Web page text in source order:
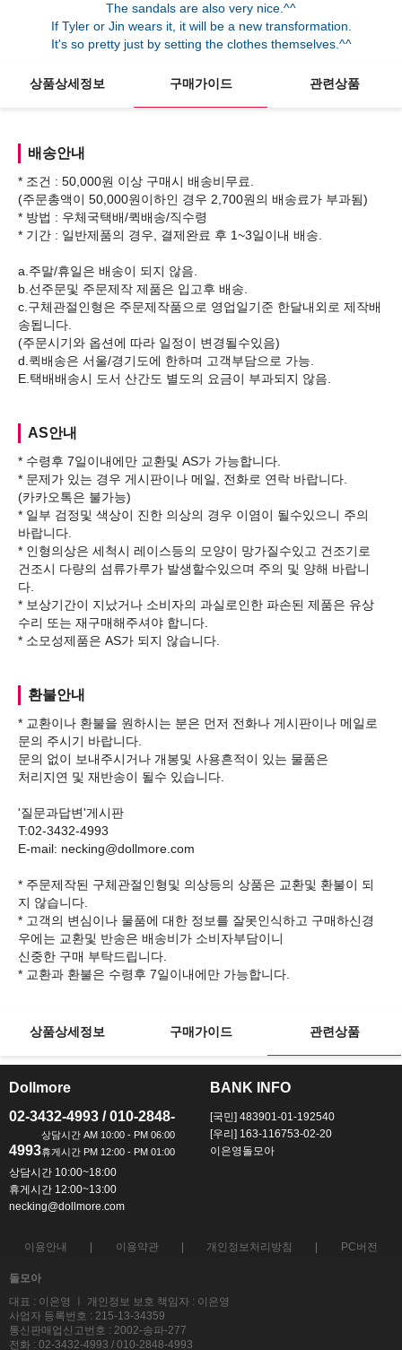
The sandals are also very nice.^^
If Tyler or Jin wears it, it will be a new transformation.
It's so pretty just by setting the clothes themselves.^^
상품상세정보 구매가이드 관련상품
배송안내
* 조건 : 50,000원 이상 구매시 배송비무료.
(주문총액이 50,000원이하인 경우 2,700원의 배송료가 부과됨)
* 방법 : 우체국택배/퀵배송/직수령
* 기간 : 일반제품의 경우, 결제완료 후 1~3일이내 배송.
a.주말/휴일은 배송이 되지 않음.
b.선주문및 주문제작 제품은 입고후 배송.
c.구체관절인형은 주문제작품으로 영업일기준 한달내외로 제작배
송됩니다.
(주문시기와 옵션에 따라 일정이 변경될수있음)
d.퀵배송은 서울/경기도에 한하며 고객부담으로 가능.
AS안내
* 수령후 7일이내에만 교환및 AS가 가능합니다.
* 문제가 있는 경우 게시판이나 메일, 전화로 연락 바랍니다.
(카카오톡은 불가능)
* 일부 검정및 색상이 진한 의상의 경우 이염이 될수있으니 주의
바랍니다.
* 인형의상은 세척시 레이스등의 모양이 망가질수있고 건조기로
건조시 다량의 섬류가루가 발생할수있으며 주의 및 양해 바랍니
다.
* 보상기간이 지났거나 소비자의 과실로인한 파손된 제품은 유상
수리 또는 재구매해주셔야 합니다.
환불안내
* 교환이나 환불을 원하시는 분은 먼저 전화나 게시판이나 메일로
문의 주시기 바랍니다.
문의 없이 보내주시거나 개봉및 사용흔적이 있는 물품은
처리지연 및 재반송이 될수 있습니다.
'질문과답변'게시판
T:02-3432-4993
E-mail: necking@dollmore.com
* 주문제작된 구체관절인형및 의상등의 상품은 교환및 환불이 되
지 않습니다.
* 고객의 변심이나 물품에 대한 정보를 잘못인식하고 구매하신경
우에는 교환및 반송은 배송비가 소비자부담이니
신중한 구매 부탁드립니다.
상품상세정보 구매가이드 관련상품
Dollmore
02-3432-4993 / 010-2848-
4993
상담시간 10:00~18:00
휴게시간 12:00~13:00
necking@dollmore.com
BANK INFO
[국민] 483901-01-192540
[우리] 163-116753-02-20
이은영돌모아
이용안내 이용약관 개인정보처리방침 PC버전
돌모아
대표 : 이은영 ㅣ 개인정보 보호 책임자 : 이은영
사업자 등록번호 : 215-13-34359
통신판매업신고번호 : 2002-송파-277
전화 : 02-3432-4993 / 010-2848-4993